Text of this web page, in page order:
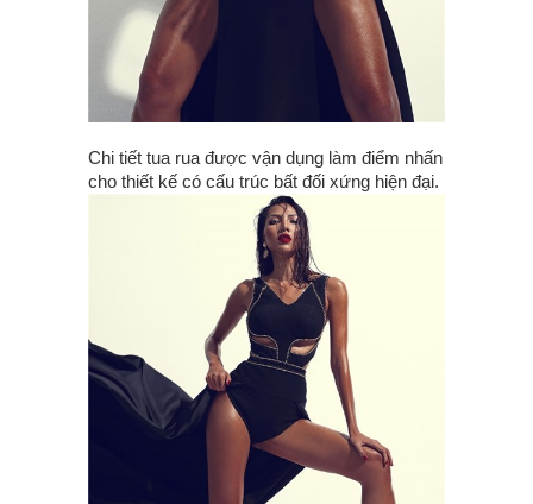
Chi tiết tua rua được vận dụng làm điểm nhấn
cho thiết kế có cấu trúc bất đối xứng hiện đại.